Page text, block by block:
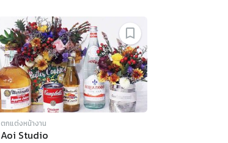
ตกแต่งหน้างาน
Aoi Studio